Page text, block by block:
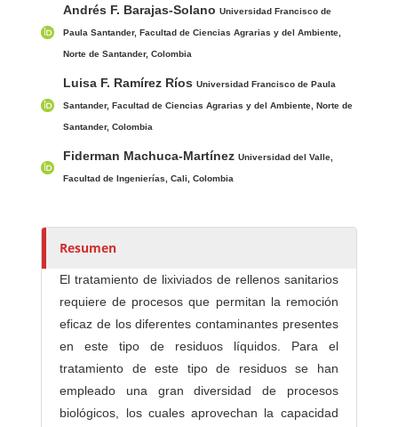
a
s
Andrés F. Barajas-SolanoUniversidad Francisco de
Paula Santander, Facultad de Ciencias Agrarias y del Ambiente,
Norte de Santander, Colombia
Luisa F. Ramírez RíosUniversidad Francisco de Paula
Santander, Facultad de Ciencias Agrarias y del Ambiente, Norte de
Santander, Colombia
Fiderman Machuca-MartínezUniversidad del Valle,
Facultad de Ingenierías, Cali, Colombia
Resumen
El tratamiento de lixiviados de rellenos sanitarios
requiere de procesos que permitan la remoción
eficaz de los diferentes contaminantes presentes
en este tipo de residuos líquidos. Para el
tratamiento de este tipo de residuos se han
empleado una gran diversidad de procesos
biológicos, los cuales aprovechan la capacidad